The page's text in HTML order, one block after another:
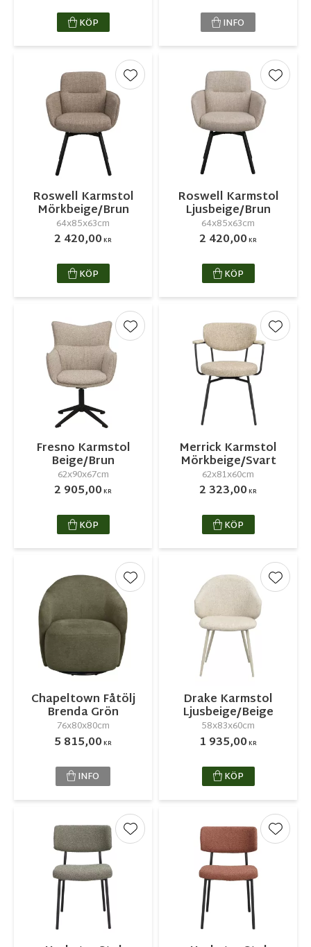
KÖP INFO
Roswell Karmstol
Mörkbeige/Brun
64x85x63cm
2 420,00KR
Lägg till i favoriter
KÖP
Roswell Karmstol
Ljusbeige/Brun
64x85x63cm
2 420,00KR
Lägg
KÖP
Fresno Karmstol
Beige/Brun
62x90x67cm
2 905,00KR
Lägg till i favoriter
KÖP
Merrick Karmstol
Mörkbeige/Svart
62x81x60cm
2 323,00KR
Lägg
KÖP
Chapeltown Fåtölj
Brenda Grön
76x80x80cm
5 815,00KR
Lägg till i favoriter
INFO
Drake Karmstol
Ljusbeige/Beige
58x83x60cm
1 935,00KR
Lägg
KÖP
Lägg till i favoriter Lägg